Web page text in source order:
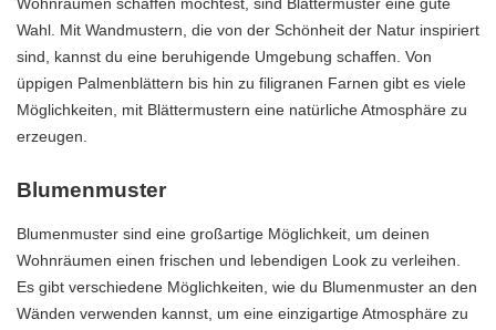
Wahl. Mit Wandmustern, die von der Schönheit der Natur inspiriert
sind, kannst du eine beruhigende Umgebung schaffen. Von
üppigen Palmenblättern bis hin zu filigranen Farnen gibt es viele
Möglichkeiten, mit Blättermustern eine natürliche Atmosphäre zu
erzeugen.
Blumenmuster
Blumenmuster sind eine großartige Möglichkeit, um deinen
Wohnräumen einen frischen und lebendigen Look zu verleihen.
Es gibt verschiedene Möglichkeiten, wie du Blumenmuster an den
Wänden verwenden kannst, um eine einzigartige Atmosphäre zu